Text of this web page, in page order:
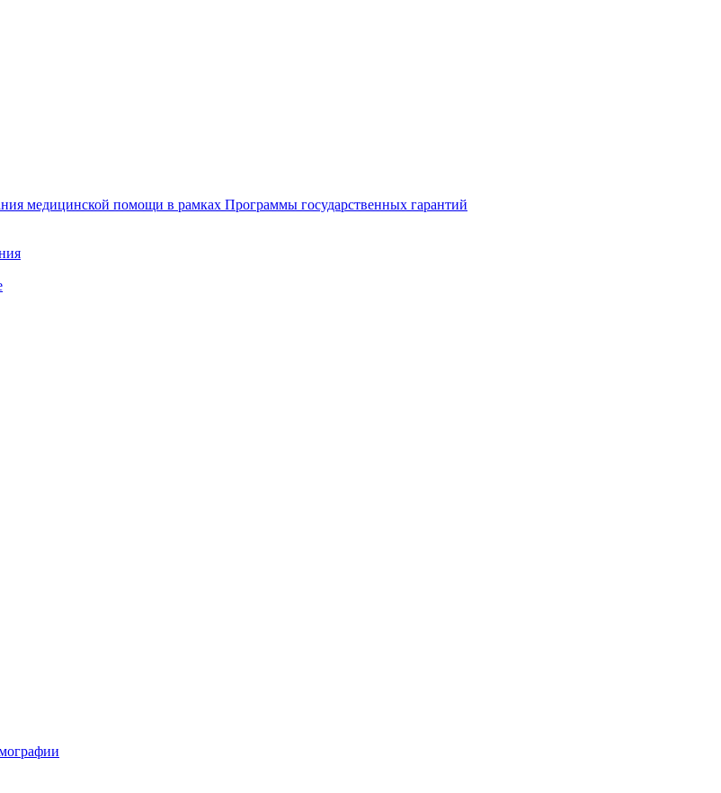
медицинской помощи в рамках Программы государственных гарантий